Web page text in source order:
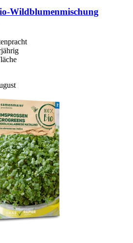
​Wildblumenmischung